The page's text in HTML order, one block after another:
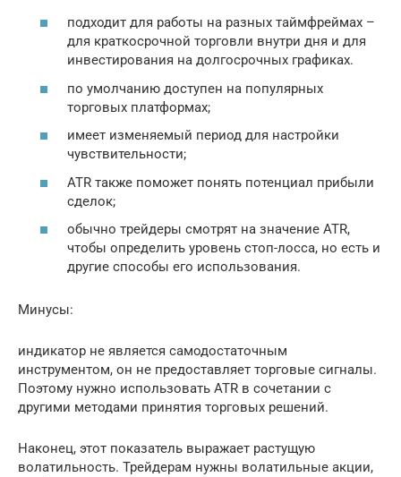
подходит для работы на разных таймфреймах –
для краткосрочной торговли внутри дня и для
инвестирования на долгосрочных графиках.
по умолчанию доступен на популярных
торговых платформах;
имеет изменяемый период для настройки
чувствительности;
ATR также поможет понять потенциал прибыли
сделок;
обычно трейдеры смотрят на значение ATR,
чтобы определить уровень стоп-лосса, но есть и
другие способы его использования.
Минусы:
индикатор не является самодостаточным
инструментом, он не предоставляет торговые сигналы.
Поэтому нужно использовать ATR в сочетании с
другими методами принятия торговых решений.
Наконец, этот показатель выражает растущую
волатильность. Трейдерам нужны волатильные акции,